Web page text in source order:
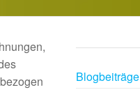
Blogbeiträge